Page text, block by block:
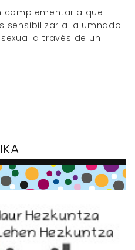
complementaria que
sensibilizar al alumnado
a través de un